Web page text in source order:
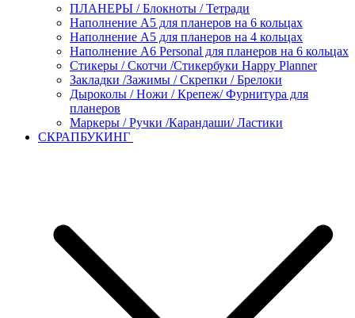
ПЛАНЕРЫ / Блокноты / Тетради
Наполнение А5 для планеров на 6 кольцах
Наполнение А5 для планеров на 4 кольцах
Наполнение А6 Personal для планеров на 6 кольцах
Стикеры / Скотчи /Стикербуки Happy Planner
Закладки /Зажимы / Скрепки / Брелоки
Дыроколы / Ножи / Крепеж/ Фурнитура для
планеров
Маркеры / Ручки /Карандаши/ Ластики
СКРАПБУКИНГ